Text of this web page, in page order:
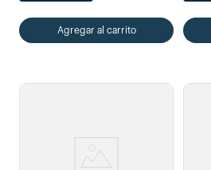
Agregar al carrito